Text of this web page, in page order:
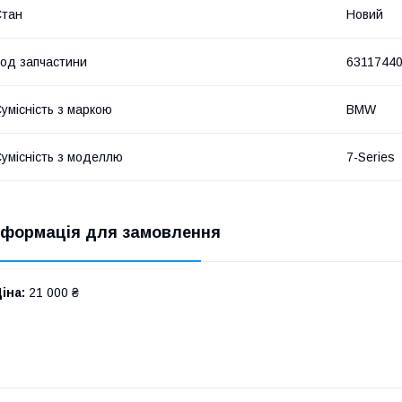
Новий
запчастини
з маркою BMW
з моделлю 7-Series
для замовлення
21 000 ₴